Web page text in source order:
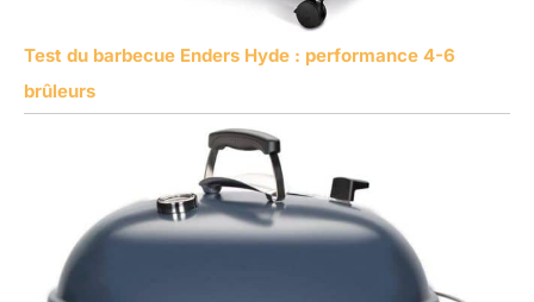
Test du barbecue Enders Hyde : performance 4-6
brûleurs